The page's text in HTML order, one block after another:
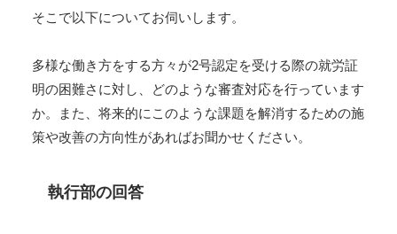
そこで以下についてお伺いします。
多様な働き方をする方々が2号認定を受ける際の就労証
明の困難さに対し、どのような審査対応を行っています
か。また、将来的にこのような課題を解消するための施
策や改善の方向性があればお聞かせください。
執行部の回答